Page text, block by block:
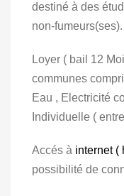
destiné à des
non-fumeurs(ses).
Loyer ( bail 12
communes
Eau , Electricité
Individuelle (
Accés à internet (
possibilité de